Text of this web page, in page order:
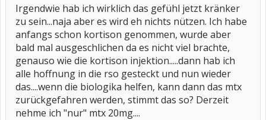
Stillstand kommt. Und ja ich kann dich verstehen, diese Medis
machen etwas Angst.
Aber wenn ich überlege dass ich davor bis
zu 60 mg Cortison brauchte, hebt sich das wieder auf.
Schlußendlich ist der Gedanke ja, am ende viel weniger bis gar
keine Medikamente mehr zu brauchen. Und dafür ist aber eine
Revision (Stillstand) notwendig. Und was für dich vielleicht viel
wichtiger ist, du bist nicht kränker als du dachtest, nur ist der
Fortschritt nicht so gut wie er sein könnte.
Gruß Savi
Irgendwie hab ich wirklich das gefühl jetzt kränker
zu sein...naja aber es wird eh nichts nützen. Ich habe
anfangs schon kortison genommen, wurde aber
bald mal ausgeschlichen da es nicht viel brachte,
genauso wie die kortison injektion.....dann hab ich
alle hoffnung in die rso gesteckt und nun wieder
das....wenn die biologika helfen, kann dann das mtx
zurückgefahren werden, stimmt das so? Derzeit
nehme ich "nur" mtx 20mg....